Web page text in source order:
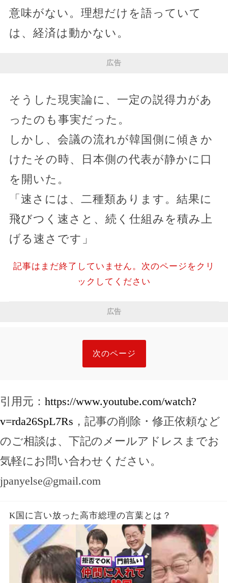
意味がない。理想だけを語っていて
は、経済は動かない。
広告
そうした現実論に、一定の説得力があ
ったのも事実だった。
しかし、会議の流れが韓国側に傾きか
けたその時、日本側の代表が静かに口
を開いた。
「速さには、二種類あります。結果に
飛びつく速さと、続く仕組みを積み上
げる速さです」
記事はまだ終了していません。次のページをクリ
ックしてください
広告
次のページ
引用元： https://www.youtube.com/watch?
v=rda26SpL7Rs ，記事の削除・修正依頼など
のご相談は、下記のメールアドレスまでお
気軽にお問い合わせください。
jpanyelse@gmail.com
K国に言い放った高市総理の言葉とは？